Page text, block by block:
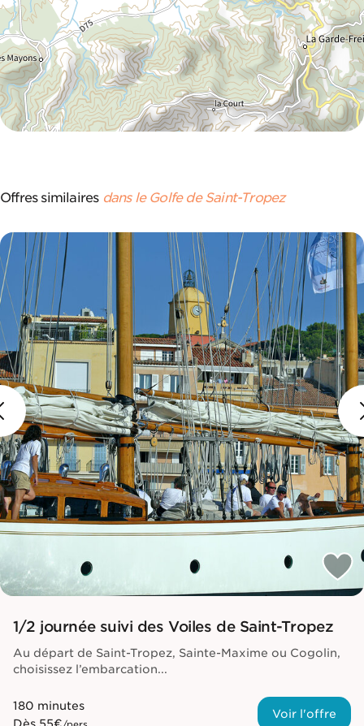
Offres similaires dans le Golfe de Saint-Tropez
1/2 journée suivi des Voiles de Saint-Tropez
Au départ de Saint-Tropez, Sainte-Maxime ou Cogolin,
choisissez l’embarcation...
180 minutes
Voir l'offre